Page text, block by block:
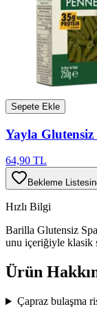
Sepete Ekle
Yayla
64,90 TL
Bekleme
Hızlı Bilgi
Barilla Glutensiz
unu içeriğiyle klasik
Ürün
Çapraz bulaşma